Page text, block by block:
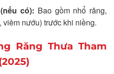
có): Bao gồm nhổ răng,
nướu) trước khi niềng.
Răng Thưa Tham